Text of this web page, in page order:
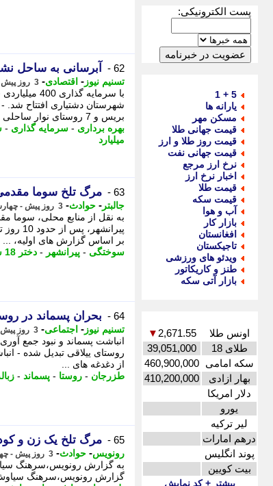
پست الکترونیکی:
5 + 1
یارانه ها
مسکن مهر
قیمت جهانی طلا
قیمت روز طلا و ارز
قیمت جهانی نفت
نرخ ارز مرجع
اخبار نرخ ارز
قیمت طلا
قیمت سکه
آب و هوا
بازار کار
افغانستان
تاجیکستان
ویدئو های ورزشی
طنز و کاریکاتور
بازار آتی سکه
اونس طلا 2,671.55
▼
طلای 18
39,051,000
سکه امامی 460,900,000
بهار ازادی
410,200,000
دلار امریکا
یورو
لیر ترکیه
درهم امارات
پوند انگلیس
بیت کویین
بیشتر + کد نمایش
62 - آبرسانی به ساحل
تسنیم نیوز - اقتصادی- 3 روز پیش - چهارشنبه 14 مرداد 1405، 18:50
بریس و 7 روستای نوار ساحلی ...
بهره برداری - سرمایه گذاری -
میلیارد
63 - مرگ تلخ سوما مقدمی دختر 18 ساله پیرانشهری
جالبتر - حوادث- 3 روز پیش - چهارشنبه 14 مرداد 1405، 18:27
بر اساس گزارش های اولیه، ...
سوختگی - پیرانشهر - دختر 18 ساله
64 - بحران پسماند در
تسنیم نیوز - اجتماعی- 3 روز پیش - چهارشنبه 14 مرداد 1405، 17:25
انباشت پسماند و نبود جمع
روستای ییلاقی تبدیل شده -
از دغدغه های ...
طزرجان - روستا - پسماند -
65 - مرگ تلخ یک زن و کودک 3 ساله در تصادف ساینا با پژو
رونویس- حوادث- 3 روز پیش - چهارشنبه 14 مرداد 1405، 16:59
به گزارش رونویس،سرهنگ
گزارش رونویس،سرهنگ